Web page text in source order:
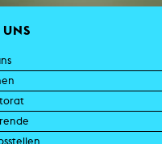
UNS
Internationales